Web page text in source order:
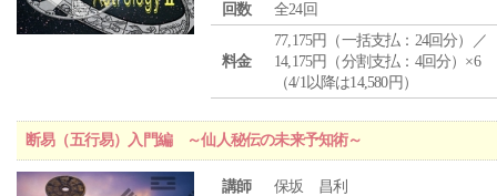
回数
全24回
料金
77,175円（一括支払：24回分）／
14,175円（分割支払：4回分）×6
（4/1以降は14,580円）
断易（五行易）入門編 ～仙人秘伝の未来予知術～
講師
保坂 昌利